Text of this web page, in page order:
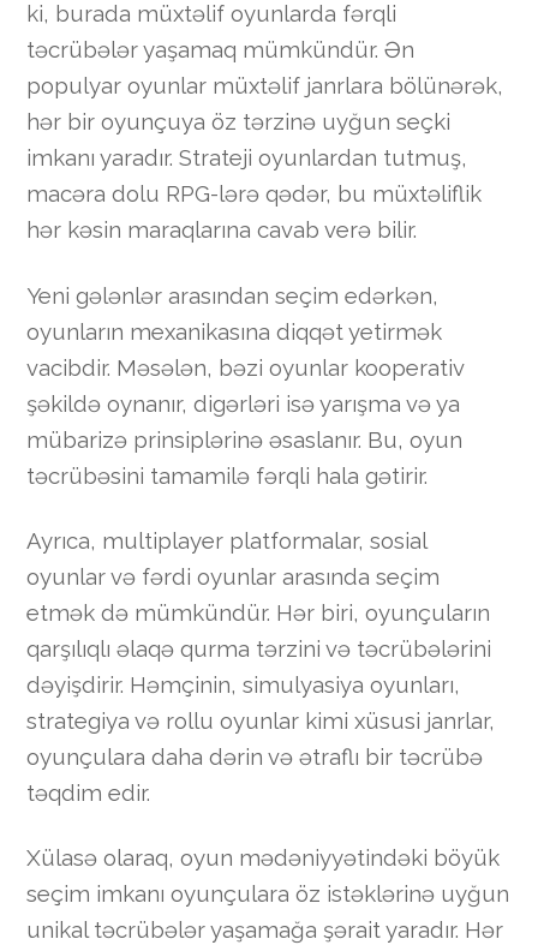
ki, burada müxtəlif oyunlarda fərqli
təcrübələr yaşamaq mümkündür. Ən
populyar oyunlar müxtəlif janrlara bölünərək,
hər bir oyunçuya öz tərzinə uyğun seçki
imkanı yaradır. Strateji oyunlardan tutmuş,
macəra dolu RPG-lərə qədər, bu müxtəliflik
hər kəsin maraqlarına cavab verə bilir.
Yeni gələnlər arasından seçim edərkən,
oyunların mexanikasına diqqət yetirmək
vacibdir. Məsələn, bəzi oyunlar kooperativ
şəkildə oynanır, digərləri isə yarışma və ya
mübarizə prinsiplərinə əsaslanır. Bu, oyun
təcrübəsini tamamilə fərqli hala gətirir.
Ayrıca, multiplayer platformalar, sosial
oyunlar və fərdi oyunlar arasında seçim
etmək də mümkündür. Hər biri, oyunçuların
qarşılıqlı əlaqə qurma tərzini və təcrübələrini
dəyişdirir. Həmçinin, simulyasiya oyunları,
strategiya və rollu oyunlar kimi xüsusi janrlar,
oyunçulara daha dərin və ətraflı bir təcrübə
təqdim edir.
Xülasə olaraq, oyun mədəniyyətindəki böyük
seçim imkanı oyunçulara öz istəklərinə uyğun
unikal təcrübələr yaşamağa şərait yaradır. Hər